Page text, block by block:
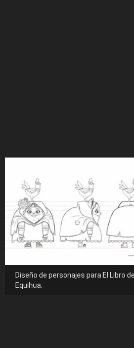
Diseño de personajes para El Libro
Equihua.